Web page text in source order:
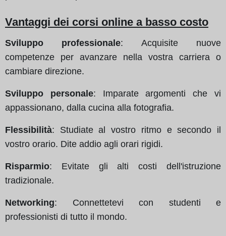
Vantaggi dei corsi online a basso costo
Sviluppo professionale: Acquisite nuove
competenze per avanzare nella vostra carriera o
cambiare direzione.
Sviluppo personale: Imparate argomenti che vi
appassionano, dalla cucina alla fotografia.
Flessibilità: Studiate al vostro ritmo e secondo il
vostro orario. Dite addio agli orari rigidi.
Risparmio: Evitate gli alti costi dell'istruzione
tradizionale.
Networking: Connettetevi con studenti e
professionisti di tutto il mondo.